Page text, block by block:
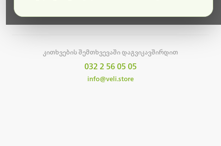
კითხვების შემთხვევაში დაგვიკავშირდით
032 2 56 05 05
info@veli.store